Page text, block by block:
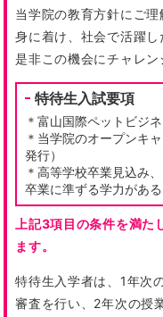
当学院の教育方針にご
身に着け、社会で活躍し
是非この機会にチャレン
特待生入試要項
＊富山国際ペットビジ
＊当学院のオープンキ
発行）
＊高等学校卒業見込み
卒業に準ずる学力があ
上記3項目の条件を満た
ます。
特待生入学者は、1年次
審査を行い、2年次の授